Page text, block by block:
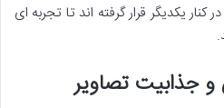
یکدیگر قرار گرفته اند تا تجربه ای
جذابیت تصاویر